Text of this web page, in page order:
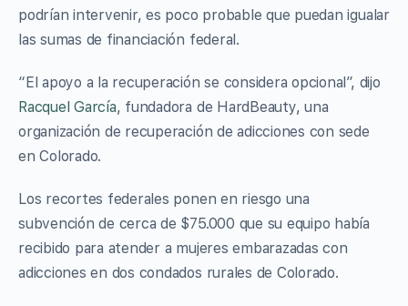
podrían intervenir, es poco probable que puedan igualar
las sumas de financiación federal.
“El apoyo a la recuperación se considera opcional”, dijo
Racquel García, fundadora de HardBeauty, una
organización de recuperación de adicciones con sede
en Colorado.
Los recortes federales ponen en riesgo una
subvención de cerca de $75.000 que su equipo había
recibido para atender a mujeres embarazadas con
adicciones en dos condados rurales de Colorado.